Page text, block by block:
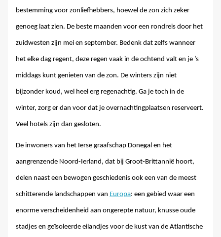
bestemming voor zonliefhebbers, hoewel de zon zich zeker
genoeg laat zien. De beste maanden voor een rondreis door het
zuidwesten zijn mei en september. Bedenk dat zelfs wanneer
het elke dag regent, deze regen vaak in de ochtend valt en je ’s
middags kunt genieten van de zon. De winters zijn niet
bijzonder koud, wel heel erg regenachtig. Ga je toch in de
winter, zorg er dan voor dat je overnachtingplaatsen reserveert.
Veel hotels zijn dan gesloten.
De inwoners van het Ierse graafschap Donegal en het
aangrenzende Noord-Ierland, dat bij Groot-Brittannië hoort,
delen naast een bewogen geschiedenis ook een van de meest
schitterende landschappen van Europa: een gebied waar een
enorme verscheidenheid aan ongerepte natuur, knusse oude
stadjes en geïsoleerde eilandjes voor de kust van de Atlantische